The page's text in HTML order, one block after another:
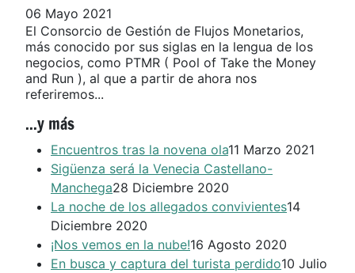
06 Mayo 2021
El Consorcio de Gestión de Flujos Monetarios,
más conocido por sus siglas en la lengua de los
negocios, como PTMR ( Pool of Take the Money
and Run ), al que a partir de ahora nos
referiremos...
...y más
Encuentros tras la novena ola11 Marzo 2021
Sigüenza será la Venecia Castellano-
Manchega28 Diciembre 2020
La noche de los allegados convivientes14
Diciembre 2020
¡Nos vemos en la nube!16 Agosto 2020
En busca y captura del turista perdido10 Julio